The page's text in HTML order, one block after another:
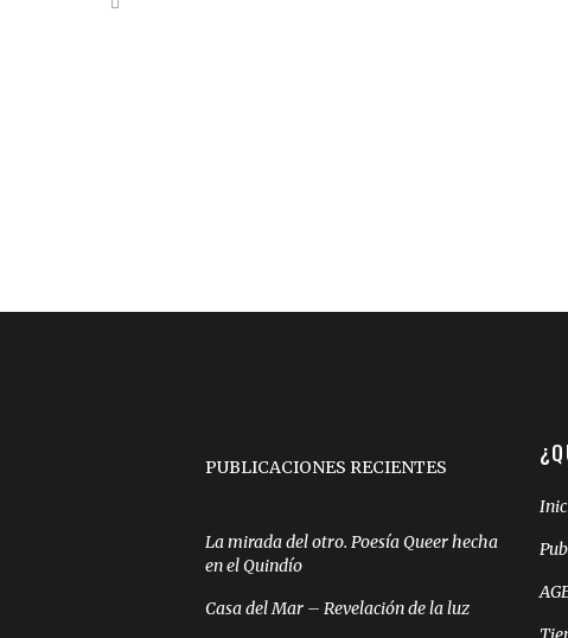
PUBLICACIONES RECIENTES
La mirada del otro. Poesía Queer hecha
en el Quindío
Casa del Mar – Revelación de la luz